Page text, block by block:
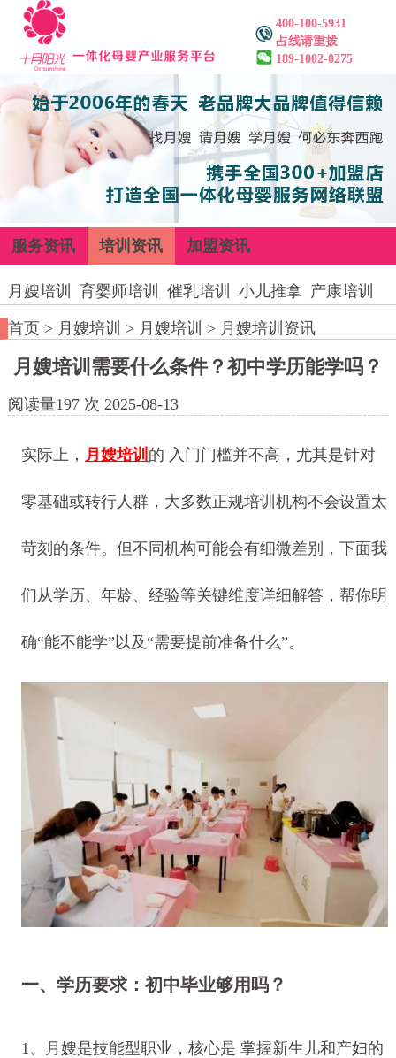
400-100-5931
占线请重拨
189-1002-0275
服务资讯 培训资讯 加盟资讯
月嫂培训 育婴师培训 催乳培训 小儿推拿 产康培训
首页> 月嫂培训 > 月嫂培训 > 月嫂培训资讯
月嫂培训需要什么条件？初中学历能学吗？
阅读量197 次 2025-08-13
实际上， 月嫂培训 的 入门门槛并不高，尤其是针对
零基础或转行人群，大多数正规培训机构不会设置太
苛刻的条件。但不同机构可能会有细微差别，下面我
们从学历、年龄、经验等关键维度详细解答，帮你明
确“能不能学”以及“需要提前准备什么”。
一、学历要求：初中毕业够用吗？
1、月嫂是技能型职业，核心是 掌握新生儿和产妇的